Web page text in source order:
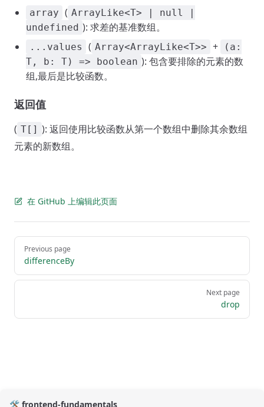
array ( ArrayLike<T> | null |
undefined ): 求差的基准数组。
...values ( Array<ArrayLike<T>> +
(a:
T, b: T) => boolean ): 包含要排除的元素的数
组,最后是比较函数。
返回值
( T[] ): 返回使用比较函数从第一个数组中删除其余数组
元素的新数组。
在 GitHub 上编辑此页面
Pager
Previous page
differenceBy
Next page
drop
🛠️ frontend-fundamentals